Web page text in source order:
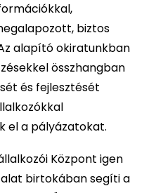
biztos
alapító okiratunkban
összhangban
és fejlesztését
el a pályázatokat.
Központ igen
birtokában segíti a